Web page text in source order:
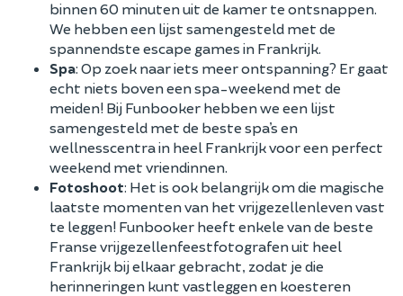
binnen 60 minuten uit de kamer te ontsnappen.
We hebben een lijst samengesteld met de
spannendste escape games in Frankrijk.
Spa: Op zoek naar iets meer ontspanning? Er gaat
echt niets boven een spa-weekend met de
meiden! Bij Funbooker hebben we een lijst
samengesteld met de beste spa’s en
wellnesscentra in heel Frankrijk voor een perfect
weekend met vriendinnen.
Fotoshoot: Het is ook belangrijk om die magische
laatste momenten van het vrijgezellenleven vast
te leggen! Funbooker heeft enkele van de beste
Franse vrijgezellenfeestfotografen uit heel
Frankrijk bij elkaar gebracht, zodat je die
herinneringen kunt vastleggen en koesteren